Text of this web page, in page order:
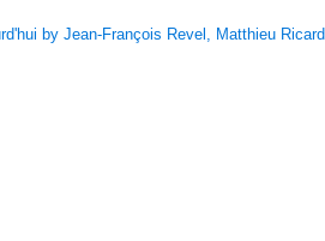
by Jean-François Revel, Matthieu Ricard